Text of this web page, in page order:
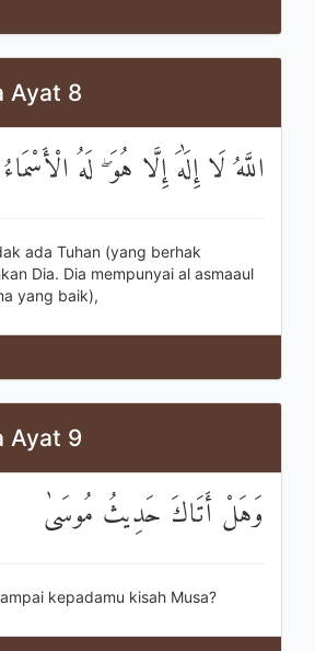
Ayat 8
اللَّهُ لَا إِلَٰهَ إِلَّا هُوَ ۖ لَهُ
ada Tuhan (yang berhak
Dia. Dia mempunyai al asmaaul
yang baik),
Ayat 9
وَهَلْ أَتَاكَ حَدِيثُ مُوسَىٰ
kepadamu kisah Musa?